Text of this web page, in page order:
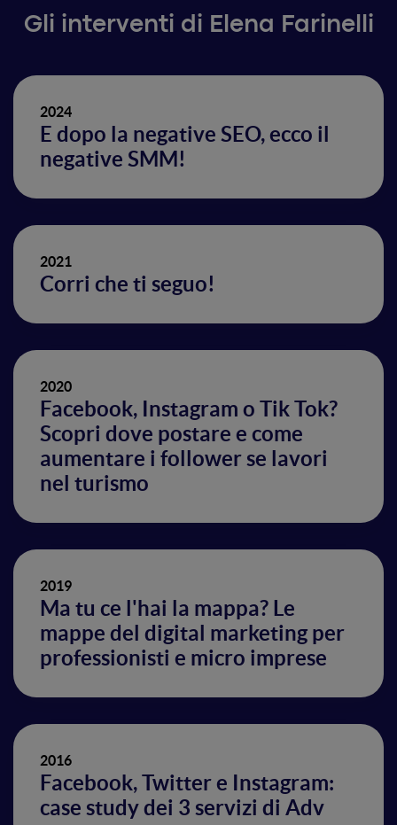
Gli interventi di Elena Farinelli
2024
E dopo la negative SEO, ecco il
negative SMM!
2021
Corri che ti seguo!
2020
Facebook, Instagram o Tik Tok?
Scopri dove postare e come
aumentare i follower se lavori
nel turismo
2019
Ma tu ce l'hai la mappa? Le
mappe del digital marketing per
professionisti e micro imprese
2016
Facebook, Twitter e Instagram:
case study dei 3 servizi di Adv